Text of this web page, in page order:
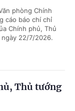
phòng Chính
cáo báo chí chỉ
Chính phủ, Thủ
22/7/2026.
Thủ tướng